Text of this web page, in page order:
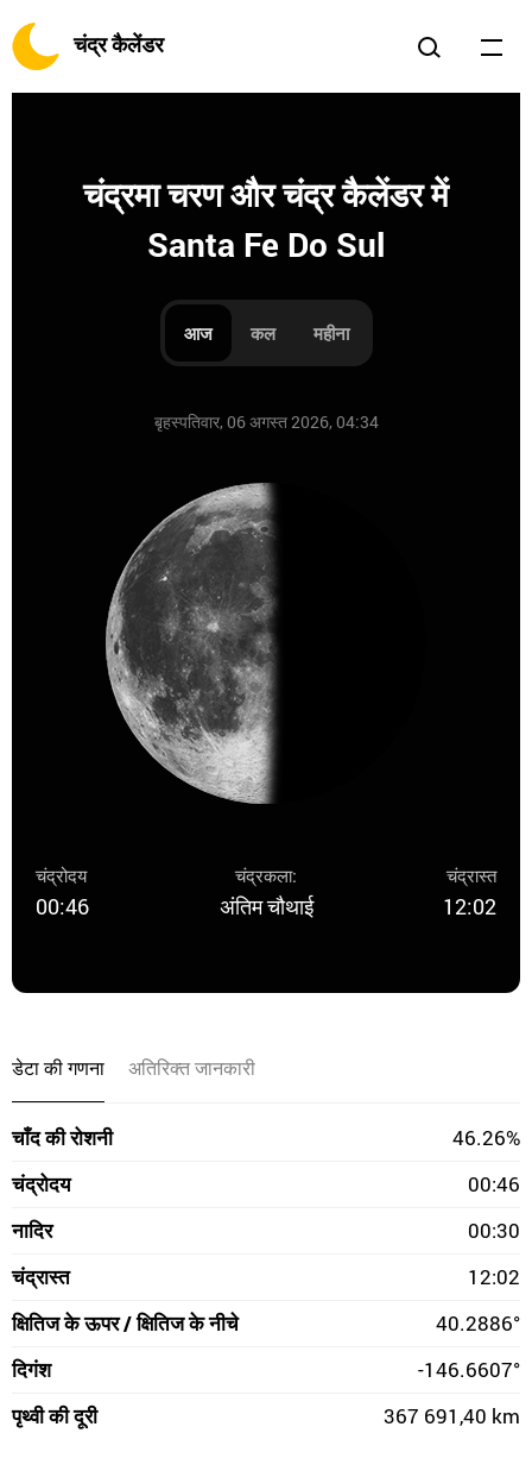
चंद्र कैलेंडर
चंद्रमा चरण और चंद्र कैलेंडर में
Santa Fe Do Sul
आज कल महीना
बृहस्पतिवार, 06 अगस्त 2026, 04:34
चंद्रोदय
00:46
चंद्रकला:
अंतिम चौथाई
चंद्रास्त
12:02
डेटा की गणना अतिरिक्त जानकारी
चाँद की रोशनी
46.26%
चंद्रोदय
00:46
नादिर
00:30
चंद्रास्त
12:02
क्षितिज के ऊपर / क्षितिज के नीचे
40.2886°
दिगंश
-146.6607°
पृथ्वी की दूरी
367 691,40 km